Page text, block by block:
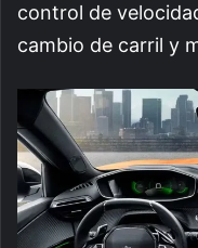
control de
cambio de carril y